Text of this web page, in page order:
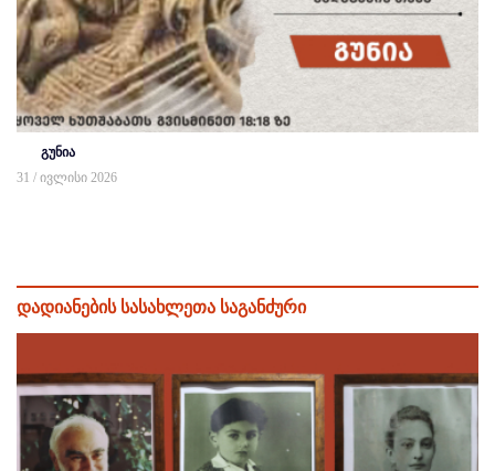
გუნია
31 / ივლისი 2026
დადიანების სასახლეთა საგანძური